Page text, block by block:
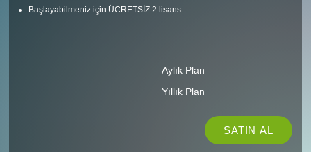
Başlayabilmeniz için ÜCRETSİZ 2 lisans
Aylık Plan
Yıllık Plan
SATIN AL